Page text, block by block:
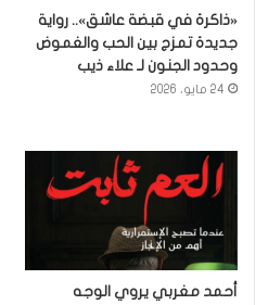
«ذاكرة في قبضة عاشق».. رواية
جديدة تمزج بين الحب والغموض
وحدود الجنون لـ علاء ذيب
24 مايو، 2026
أحمد مغربي يروي الوجه